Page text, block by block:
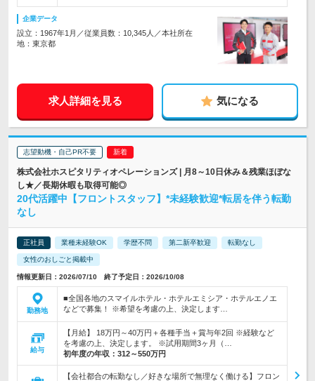
企業データ
設立：1967年1月／従業員数：10,345人／本社所在
地：東京都
求人詳細を見る 気になる
志望動機・自己PR不要
株式会社ホスピタリティオペレーションズ | 月8～10日休み＆残業ほぼな
し★／長期休暇も取得可能◎
20代活躍中【フロントスタッフ】*未経験歓迎*転居を伴う転勤
なし
正社員 業種未経験OK 学歴不問 第二新卒歓迎 転勤なし
女性のおしごと掲載中
情報更新日：2026/07/10 終了予定日：2026/10/08
勤務地
■全国各地のスマイルホテル・ホテルエミシア・ホテルエノエ
などで募集！ ※希望を考慮の上、決定します…
給与
【月給】 18万円～40万円＋各種手当＋賞与年2回 ※経験など
を考慮の上、決定します。 ※試用期間3ヶ月（…
初年度の年収： 312～550万円
【会社都合の転勤なし／好きな場所で無理なく働ける】フロン